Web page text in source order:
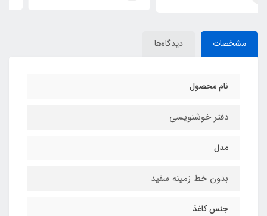
مشخصات دیدگاه‌ها
نام محصول
دفتر خوشنویسی
مدل
بدون خط زمینه سفید
جنس کاغذ